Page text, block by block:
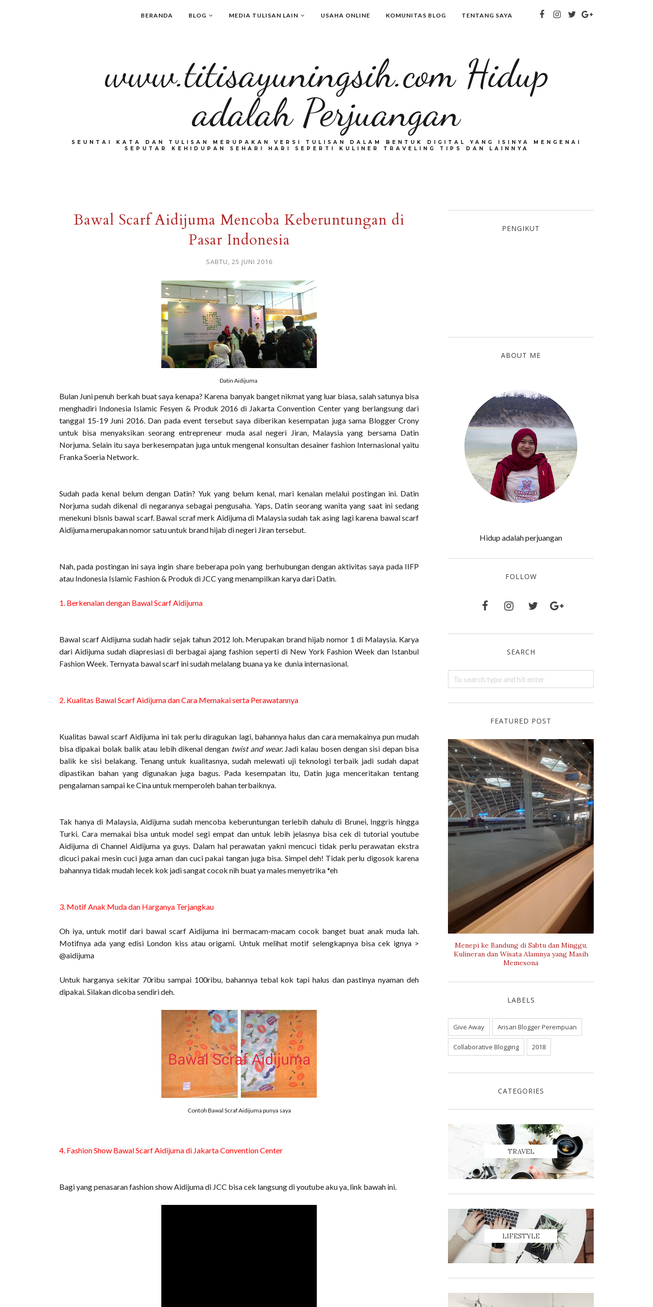
BERANDA BLOG MEDIA TULISAN LAIN USAHA ONLINE KOMUNITAS BLOG TENTANG SAYA
www.titisayuningsih.com Hidup
adalah Perjuangan
SEUNTAI KATA DAN TULISAN MERUPAKAN VERSI TULISAN DALAM BENTUK DIGITAL YANG ISINYA MENGENAI
SEPUTAR KEHIDUPAN SEHARI HARI SEPERTI KULINER TRAVELING TIPS DAN LAINNYA
Bawal Scarf Aidijuma Mencoba Keberuntungan di
Pasar Indonesia
SABTU, 25 JUNI 2016
Datin Aidijuma
Bulan Juni penuh berkah buat saya kenapa? Karena banyak banget nikmat yang luar biasa, salah satunya bisa
menghadiri Indonesia Islamic Fesyen & Produk 2016 di Jakarta Convention Center yang berlangsung dari
tanggal 15-19 Juni 2016. Dan pada event tersebut saya diberikan kesempatan juga sama Blogger Crony
untuk bisa menyaksikan seorang entrepreneur muda asal negeri Jiran, Malaysia yang bersama Datin
Norjuma. Selain itu saya berkesempatan juga untuk mengenal konsultan desainer fashion Internasional yaitu
Franka Soeria Network.
Sudah pada kenal belum dengan Datin? Yuk yang belum kenal, mari kenalan melalui postingan ini. Datin
Norjuma sudah dikenal di negaranya sebagai pengusaha. Yaps, Datin seorang wanita yang saat ini sedang
menekuni bisnis bawal scarf. Bawal scraf merk Aidijuma di Malaysia sudah tak asing lagi karena bawal scarf
Aidijuma merupakan nomor satu untuk brand hijab di negeri Jiran tersebut.
Nah, pada postingan ini saya ingin share beberapa poin yang berhubungan dengan aktivitas saya pada IIFP
atau Indonesia Islamic Fashion & Produk di JCC yang menampilkan karya dari Datin.
1. Berkenalan dengan Bawal Scarf Aidijuma
Bawal scarf Aidijuma sudah hadir sejak tahun 2012 loh. Merupakan brand hijab nomor 1 di Malaysia. Karya
dari Aidijuma sudah diapresiasi di berbagai ajang fashion seperti di New York Fashion Week dan Istanbul
Fashion Week. Ternyata bawal scarf ini sudah melalang buana ya ke dunia internasional.
2. Kualitas Bawal Scarf Aidijuma dan Cara Memakai serta Perawatannya
Kualitas bawal scarf Aidijuma ini tak perlu diragukan lagi, bahannya halus dan cara memakainya pun mudah
bisa dipakai bolak balik atau lebih dikenal dengan twist and wear. Jadi kalau bosen dengan sisi depan bisa
balik ke sisi belakang. Tenang untuk kualitasnya, sudah melewati uji teknologi terbaik jadi sudah dapat
dipastikan bahan yang digunakan juga bagus. Pada kesempatan itu, Datin juga menceritakan tentang
pengalaman sampai ke Cina untuk memperoleh bahan terbaiknya.
Tak hanya di Malaysia, Aidijuma sudah mencoba keberuntungan terlebih dahulu di Brunei, Inggris hingga
Turki. Cara memakai bisa untuk model segi empat dan untuk lebih jelasnya bisa cek di tutorial youtube
Aidijuma di Channel Aidijuma ya guys. Dalam hal perawatan yakni mencuci tidak perlu perawatan ekstra
dicuci pakai mesin cuci juga aman dan cuci pakai tangan juga bisa. Simpel deh! Tidak perlu digosok karena
bahannya tidak mudah lecek kok jadi sangat cocok nih buat ya males menyetrika *eh
3. Motif Anak Muda dan Harganya Terjangkau
Oh iya, untuk motif dari bawal scarf Aidijuma ini bermacam-macam cocok banget buat anak muda lah.
Motifnya ada yang edisi London kiss atau origami. Untuk melihat motif selengkapnya bisa cek ignya >
@aidijuma
Untuk harganya sekitar 70ribu sampai 100ribu, bahannya tebal kok tapi halus dan pastinya nyaman deh
dipakai. Silakan dicoba sendiri deh.
Contoh Bawal Scraf Aidijuma punya saya
4. Fashion Show Bawal Scarf Aidijuma di Jakarta Convention Center
Bagi yang penasaran fashion show Aidijuma di JCC bisa cek langsung di youtube aku ya, link bawah ini.
PENGIKUT
ABOUT ME
Hidup adalah perjuangan
FOLLOW
SEARCH
FEATURED POST
Menepi ke Bandung di Sabtu dan Minggu,
Kulineran dan Wisata Alamnya yang Masih
Memesona
LABELS
Give Away Arisan Blogger Perempuan
Collaborative Blogging 2018
CATEGORIES
TRAVEL
LIFESTYLE